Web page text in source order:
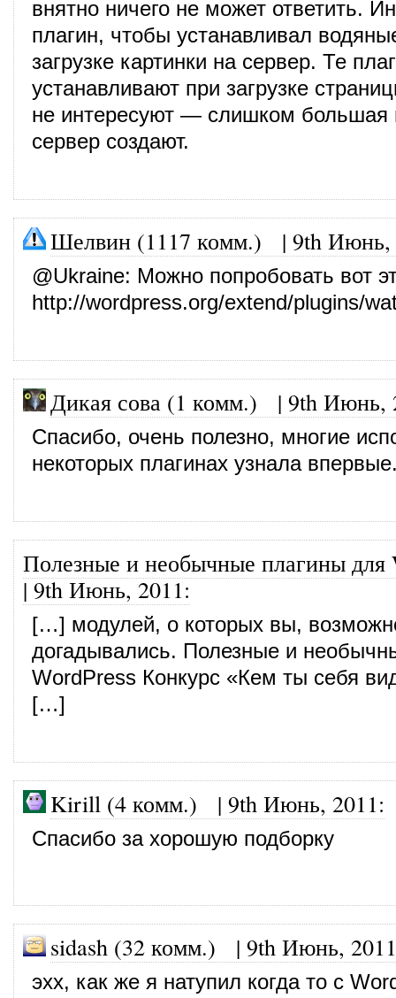
внятно ничего не может ответить.
плагин, чтобы устанавливал
загрузке картинки на сервер. Те
устанавливают при загрузке
не интересуют — слишком большая
сервер создают.
Шелвин (1117 комм.) | 9th Июнь,
@Ukraine: Можно попробовать вот
http://wordpress.org/extend/plugins/
Дикая сова (1 комм.) | 9th Июнь,
Спасибо, очень полезно, многие
некоторых плагинах узнала
Полезные и необычные плагины для
|9th Июнь, 2011:
[…] модулей, о которых вы,
догадывались. Полезные и
WordPress Конкурс «Кем ты себя
[…]
Kirill (4 комм.) | 9th Июнь, 2011:
Спасибо за хорошую подборку
sidash (32 комм.) | 9th Июнь, 2011
эхх, как же я натупил когда то с